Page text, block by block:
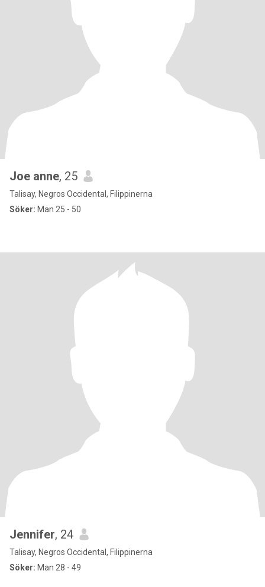
Joe anne, 25
Talisay, Negros Occidental, Filippinerna
Söker: Man 25 - 50
Jennifer, 24
Talisay, Negros Occidental, Filippinerna
Söker: Man 28 - 49